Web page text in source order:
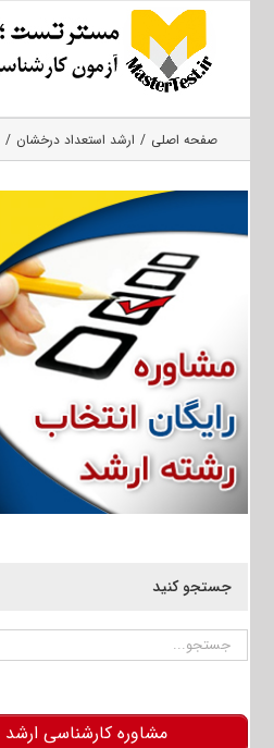
صفحه اصلی ارشد استعداد درخشان
جستجو کنید
جستجو
مشاوره کارشناسی ارشد